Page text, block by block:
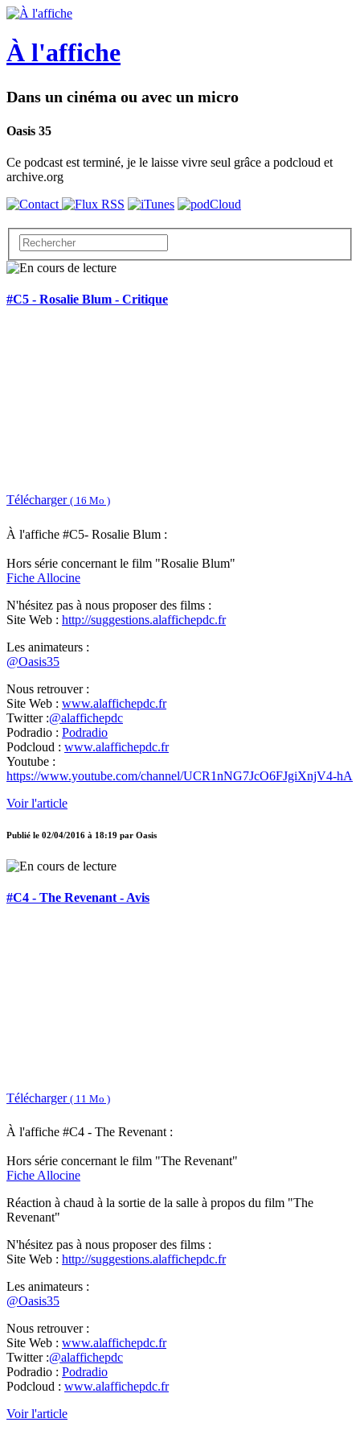
À l'affiche
Dans un cinéma ou avec un micro
Oasis 35
Ce podcast est terminé, je le laisse vivre seul grâce a podcloud et
archive.org
#C5 - Rosalie Blum - Critique
Télécharger ( 16 Mo )
À l'affiche #C5- Rosalie Blum :
Hors série concernant le film "Rosalie Blum"
Fiche Allocine
N'hésitez pas à nous proposer des films :
Site Web : http://suggestions.alaffichepdc.fr
Les animateurs :
@Oasis35
Nous retrouver :
Site Web : www.alaffichepdc.fr
Twitter :@alaffichepdc
Podradio : Podradio
Podcloud : www.alaffichepdc.fr
Youtube :
https://www.youtube.com/channel/UCR1nNG7JcO6FJgiXnjV4-hA
Voir l'article
Publié le 02/04/2016 à 18:19 par Oasis
#C4 - The Revenant - Avis
Télécharger ( 11 Mo )
À l'affiche #C4 - The Revenant :
Hors série concernant le film "The Revenant"
Fiche Allocine
Réaction à chaud à la sortie de la salle à propos du film "The
Revenant"
N'hésitez pas à nous proposer des films :
Site Web : http://suggestions.alaffichepdc.fr
Les animateurs :
@Oasis35
Nous retrouver :
Site Web : www.alaffichepdc.fr
Twitter :@alaffichepdc
Podradio : Podradio
Podcloud : www.alaffichepdc.fr
Voir l'article